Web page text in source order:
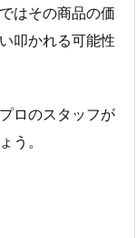
はその商品の価
叩かれる可能性
ロのスタッフが
う。